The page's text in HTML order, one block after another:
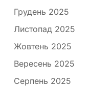
Грудень 2025
Листопад 2025
Жовтень 2025
Вересень 2025
Серпень 2025